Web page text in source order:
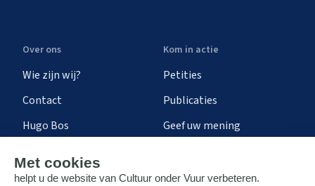
Over ons
Wie zijn wij?
Contact
Hugo Bos
Kom in actie
Petities
Publicaties
Geef uw mening